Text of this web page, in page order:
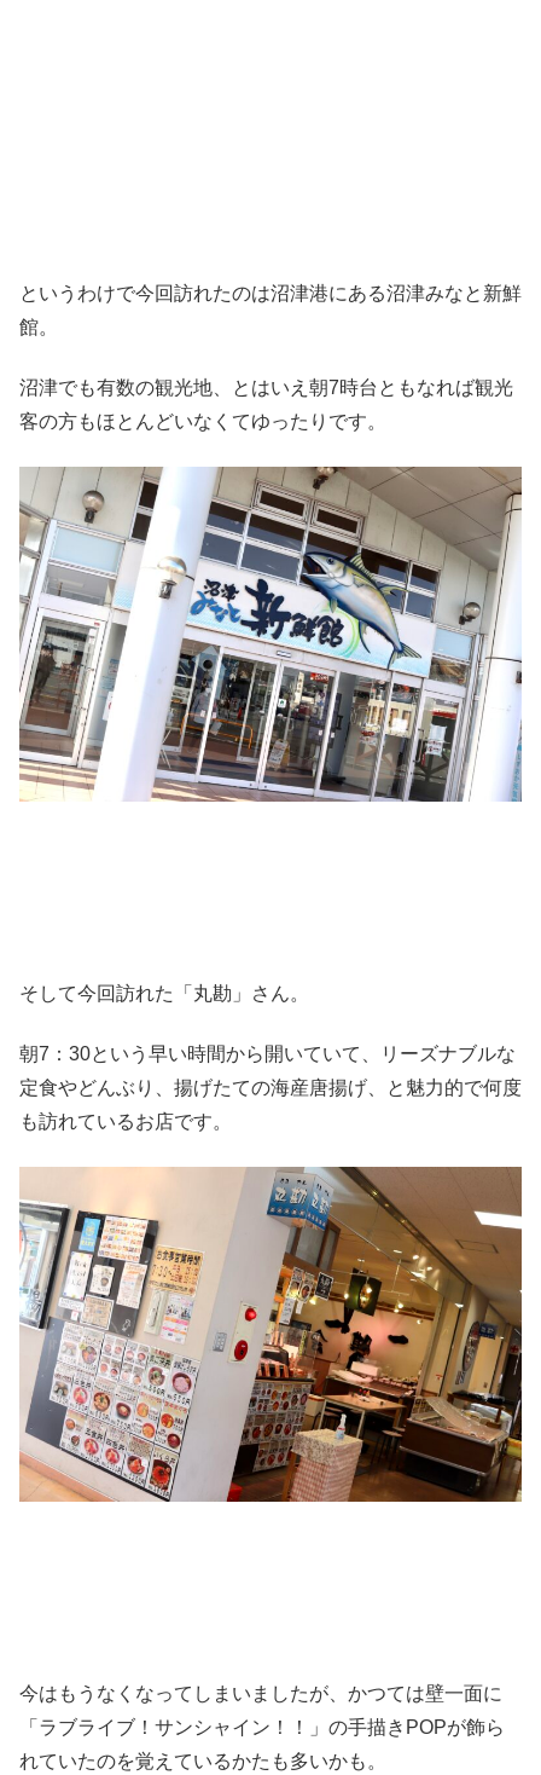
というわけで今回訪れたのは沼津港にある沼津みなと新鮮
館。
沼津でも有数の観光地、とはいえ朝7時台ともなれば観光
客の方もほとんどいなくてゆったりです。
そして今回訪れた「丸勘」さん。
朝7：30という早い時間から開いていて、リーズナブルな
定食やどんぶり、揚げたての海産唐揚げ、と魅力的で何度
も訪れているお店です。
今はもうなくなってしまいましたが、かつては壁一面に
「ラブライブ！サンシャイン！！」の手描きPOPが飾ら
れていたのを覚えているかたも多いかも。